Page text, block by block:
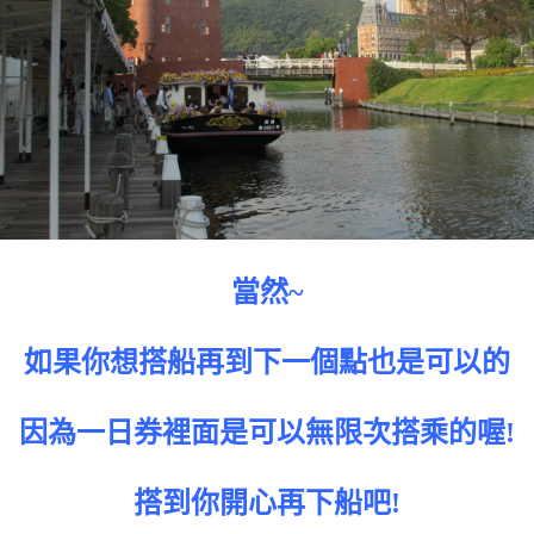
當然~
如果你想搭船再到下一個點也是可以的
因為一日券裡面是可以無限次搭乘的喔!
搭到你開心再下船吧!